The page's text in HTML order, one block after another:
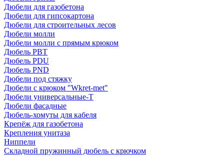
Дюбели для газобетона
Дюбели для гипсокартона
Дюбели для строительных лесов
Дюбели молли
Дюбели молли с прямым крюком
Дюбель PBT
Дюбель PDU
Дюбель PND
Дюбели под стяжку
Дюбели с крюком "Wkret-met"
Дюбели универсальные-Т
Дюбели фасадные
Дюбель-хомуты для кабеля
Крепёж для газобетона
Крепления унитаза
Ниппели
Складной пружинный дюбель с крючком